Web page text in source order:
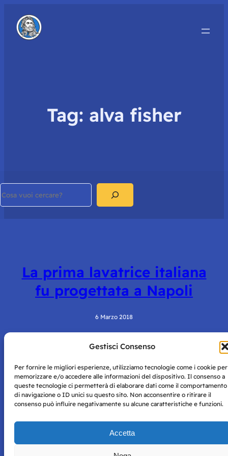
Gestisci Consenso
Per fornire le migliori esperienze, utilizziamo tecnologie come i cookie per
memorizzare e/o accedere alle informazioni del dispositivo. Il consenso a
queste tecnologie ci permetterà di elaborare dati come il comportamento
di navigazione o ID unici su questo sito. Non acconsentire o ritirare il
consenso può influire negativamente su alcune caratteristiche e funzioni.
Accetta
Tag: alva fisher
La prima lavatrice italiana
fu progettata a Napoli
6 Marzo 2018
Napoli con autorizzazione numero 38 del 25/9/2019.
Tutte le immagini e i contenuti su questo sito sono forniti